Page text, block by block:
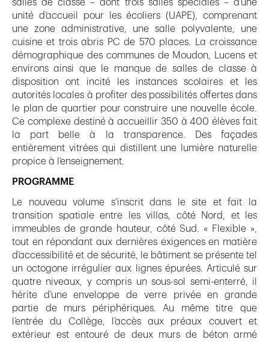
salles de classe – dont trois salles spéciales – d’une
unité d’accueil pour les écoliers (UAPE), comprenant
une zone administrative, une salle polyvalente, une
cuisine et trois abris PC de 570 places. La croissance
démographique des communes de Moudon, Lucens et
environs ainsi que le manque de salles de classe à
disposition ont incité les instances scolaires et les
autorités locales à profiter des possibilités offertes dans
le plan de quartier pour construire une nouvelle école.
Ce complexe destiné à accueillir 350 à 400 élèves fait
la part belle à la transparence. Des façades
entièrement vitrées qui distillent une lumière naturelle
propice à l’enseignement.
PROGRAMME
Le nouveau volume s’inscrit dans le site et fait la
transition spatiale entre les villas, côté Nord, et les
immeubles de grande hauteur, côté Sud. « Flexible »,
tout en répondant aux dernières exigences en matière
d’accessibilité et de sécurité, le bâtiment se présente tel
un octogone irrégulier aux lignes épurées. Articulé sur
quatre niveaux, y compris un sous-sol semi-enterré, il
hérite d’une enveloppe de verre privée en grande
partie de murs périphériques. Au même titre que
l’entrée du Collège, l’accès aux préaux couvert et
extérieur est entouré de deux murs de béton armé